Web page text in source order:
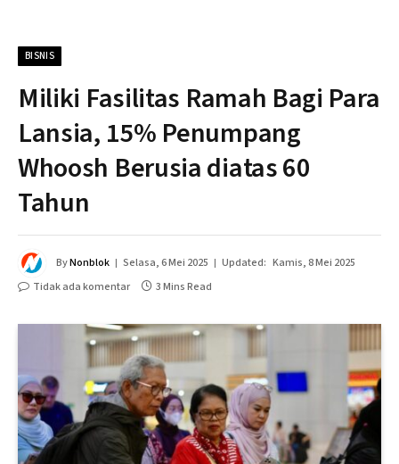
BISNIS
Miliki Fasilitas Ramah Bagi Para
Lansia, 15% Penumpang
Whoosh Berusia diatas 60
Tahun
ByNonblok Selasa, 6 Mei 2025 Updated: Kamis, 8 Mei 2025
Tidak ada komentar
3 Mins Read